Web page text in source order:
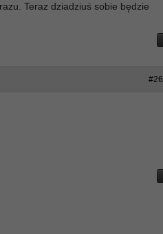
Teraz dziadziuś sobie będzie
#26